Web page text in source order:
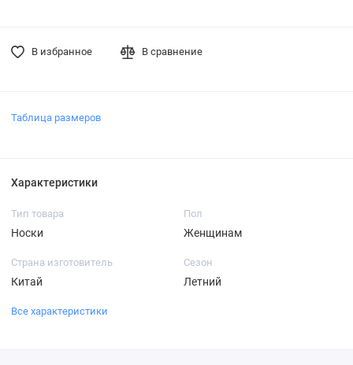
В избранное В сравнение
Таблица размеров
Характеристики
Тип товара
Носки
Пол
Женщинам
Страна изготовитель
Китай
Сезон
Летний
Все характеристики